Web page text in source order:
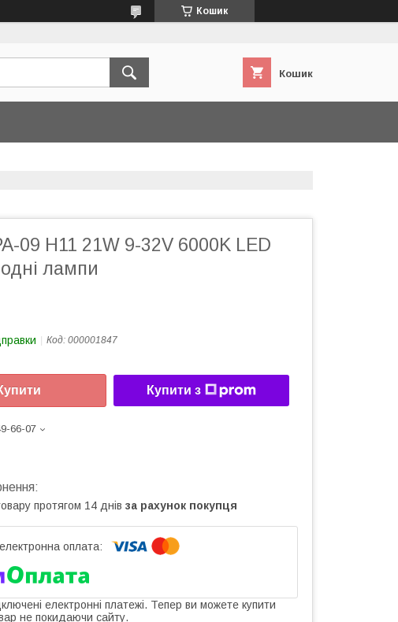
Кошик
Кошик
09 H11 21W 9-32V 6000K LED
лампи
Код: 000001847
Купити з
66-07
протягом 14 днів за рахунок покупця
електронні платежі. Тепер ви можете купити
не покидаючи сайту.